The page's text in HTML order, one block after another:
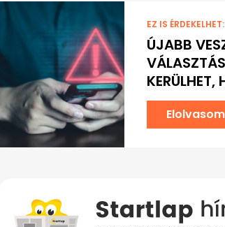
EZ IS ÉRDEKELHET:
ÚJABB
KERÜLHET,
Elolvasom